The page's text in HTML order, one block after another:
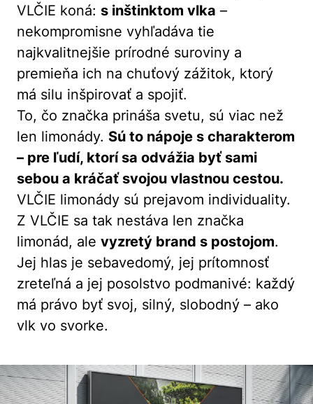
VLČIE koná: s inštinktom vlka –
nekompromisne vyhľadáva tie
najkvalitnejšie prírodné suroviny a
premieňa ich na chuťový zážitok, ktorý
má silu inšpirovať a spojiť.
To, čo značka prináša svetu, sú viac než
len limonády. Sú to nápoje s charakterom
– pre ľudí, ktorí sa odvážia byť sami
sebou a kráčať svojou vlastnou cestou.
VLČIE limonády sú prejavom individuality.
Z VLČIE sa tak nestáva len značka
limonád, ale vyzretý brand s postojom.
Jej hlas je sebavedomý, jej prítomnosť
zreteľná a jej posolstvo podmanivé: každý
má právo byť svoj, silný, slobodný – ako
vlk vo svorke.